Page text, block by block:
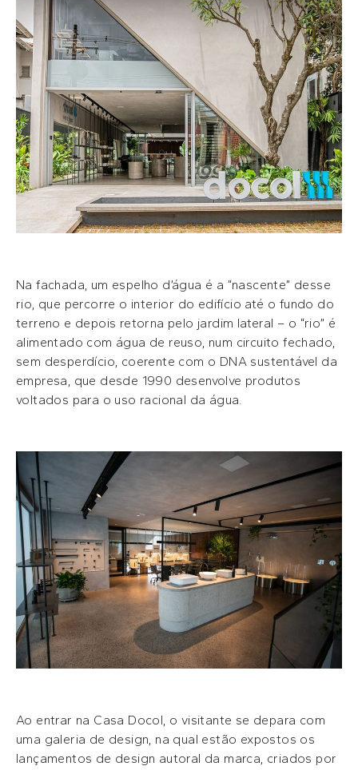
Na fachada, um espelho d’água é a “nascente” desse
rio, que percorre o interior do edifício até o fundo do
terreno e depois retorna pelo jardim lateral – o “rio” é
alimentado com água de reuso, num circuito fechado,
sem desperdício, coerente com o DNA sustentável da
empresa, que desde 1990 desenvolve produtos
voltados para o uso racional da água.
Ao entrar na Casa Docol, o visitante se depara com
uma galeria de design, na qual estão expostos os
lançamentos de design autoral da marca, criados por